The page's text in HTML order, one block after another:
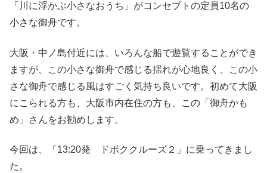
「川に浮かぶ小さなおうち」がコンセプトの定員10名の
小さな御舟です。
大阪・中ノ島付近には、いろんな船で遊覧することができ
ますが、この小さな御舟で感じる揺れが心地良く、この小
さな御舟で感じる風はすごく気持ち良いです。初めて大阪
にこられる方も、大阪市内在住の方も、この「御舟かも
め」さんをお勧めします。
今回は、「13:20発 ドボククルーズ２」に乗ってきまし
た。